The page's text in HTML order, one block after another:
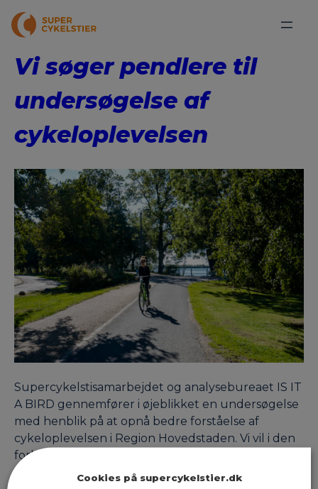
Vi søger pendlere til
undersøgelse af
cykeloplevelsen
Supercykelstisamarbejdet og analysebureaet IS IT
A BIRD gennemfører i øjeblikket en undersøgelse
med henblik på at opnå bedre forståelse af
cykeloplevelsen i Region Hovedstaden. Vi vil i den
forbindelse gerne invitere dig til at deltage i
undersøgelsen, som foregår i perioden 14.-28.
Cookies på supercykelstier.dk